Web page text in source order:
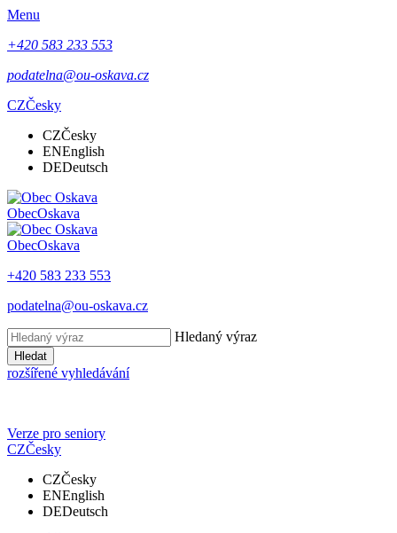
Menu
+420 583 233 553
podatelna@ou-oskava.cz
CZČesky
CZČesky
ENEnglish
DEDeutsch
ObecOskava
ObecOskava
+420 583 233 553
podatelna@ou-oskava.cz
Hledaný výraz
Hledat
rozšířené vyhledávání
Verze pro seniory
CZČesky
CZČesky
ENEnglish
DEDeutsch